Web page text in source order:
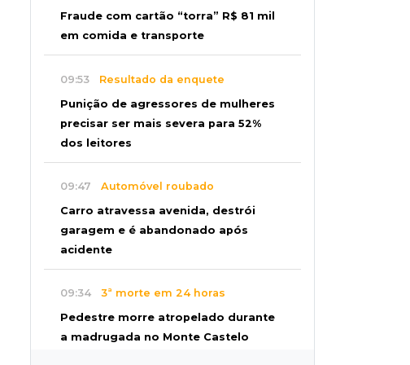
Fraude com cartão “torra” R$ 81 mil
em comida e transporte
09:53 Resultado da enquete
Punição de agressores de mulheres
precisar ser mais severa para 52%
dos leitores
09:47 Automóvel roubado
Carro atravessa avenida, destrói
garagem e é abandonado após
acidente
09:34 3ª morte em 24 horas
Pedestre morre atropelado durante
a madrugada no Monte Castelo